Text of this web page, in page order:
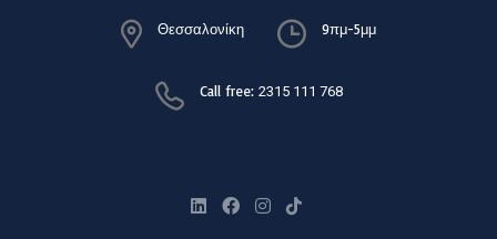
Θεσσαλονίκη 9πμ-5μμ
Call free: 2315 111 768